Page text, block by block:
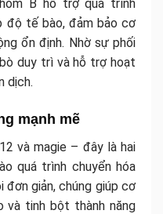
B hỗ trợ quá trình
độ tế bào, đảm bảo cơ
ổn định. Nhờ sự phối
duy trì và hỗ trợ hoạt
dịch.
mạnh mẽ
và magie – đây là hai
quá trình chuyển hóa
đơn giản, chúng giúp cơ
và tinh bột thành năng